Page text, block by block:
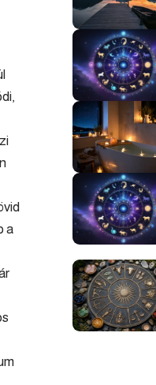
a